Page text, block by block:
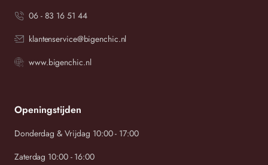
06 - 83 16 51 44
klantenservice@bigenchic.nl
www.bigenchic.nl
Openingstijden
Donderdag & Vrijdag 10:00 - 17:00
Zaterdag 10:00 - 16:00